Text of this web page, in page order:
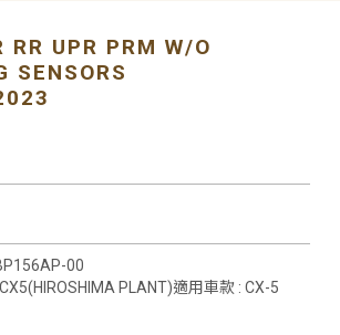
RR UPR PRM W/O
SENSORS
00
PLANT)適用車款 : CX-5